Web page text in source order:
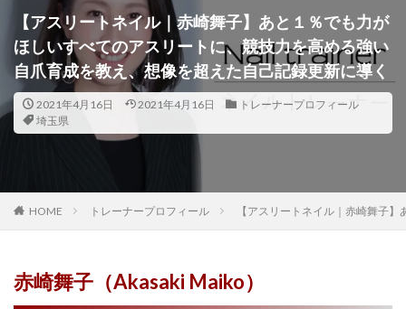
【アスリートネイル｜赤崎舞子】あと１％でも力が
ほしいすべてのアスリートに、競技力を高める強い
自爪育成を教え、想像を超えた自己記録更新に導く
2021年4月16日 2021年4月16日
トレーナープロフィール
埼玉県
HOME トレーナープロフィール 【アスリートネイル｜赤崎舞子
赤崎舞子（Akasaki Maiko）
大阪府
奈良県
山口県
山形県 山梨県 岐阜県
岡山県
岩手県
島根県 広島県 徳島県
愛媛県
愛知県
新潟県 東京都 栃木県
沖縄県
滋賀県
福島県 秋田県